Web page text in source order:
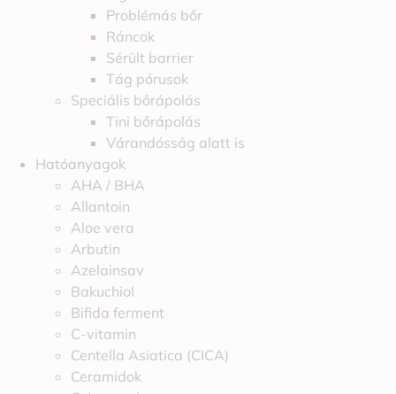
Problémás bőr
Ráncok
Sérült barrier
Tág pórusok
Speciális bőrápolás
Tini bőrápolás
Várandósság alatt is
Hatóanyagok
AHA / BHA
Allantoin
Aloe vera
Arbutin
Azelainsav
Bakuchiol
Bifida ferment
C-vitamin
Centella Asiatica (CICA)
Ceramidok